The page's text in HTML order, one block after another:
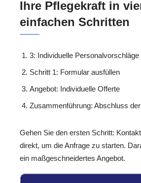
Ihre Pflegekraft in
einfachen Schritten
3: Individuelle Personalvorschläge
Schritt 1: Formular ausfüllen
Angebot: Individuelle Offerte
Zusammenführung: Abschluss
Gehen Sie den ersten Schritt:
direkt, um die Anfrage zu starten.
ein maßgeschneidertes Angebot.